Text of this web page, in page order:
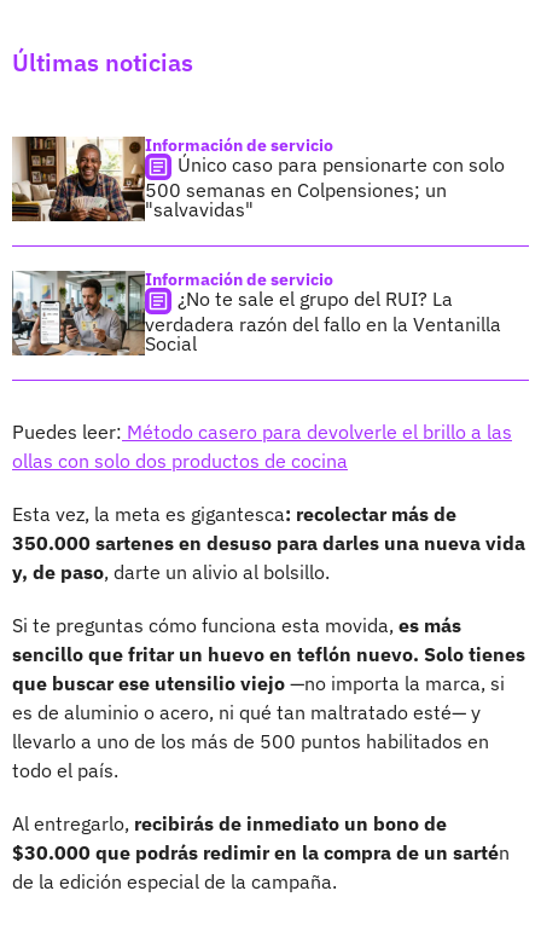
Últimas noticias
Información de servicio
Único caso para pensionarte con solo
500 semanas en Colpensiones; un
"salvavidas"
Información de servicio
¿No te sale el grupo del RUI? La
verdadera razón del fallo en la Ventanilla
Social
Puedes leer: Método casero para devolverle el brillo a las
ollas con solo dos productos de cocina
Esta vez, la meta es gigantesca: recolectar más de
350.000 sartenes en desuso para darles una nueva vida
y, de paso, darte un alivio al bolsillo.
Si te preguntas cómo funciona esta movida, es más
sencillo que fritar un huevo en teflón nuevo. Solo tienes
que buscar ese utensilio viejo —no importa la marca, si
es de aluminio o acero, ni qué tan maltratado esté— y
llevarlo a uno de los más de 500 puntos habilitados en
todo el país.
Al entregarlo, recibirás de inmediato un bono de
$30.000 que podrás redimir en la compra de un sartén
de la edición especial de la campaña.